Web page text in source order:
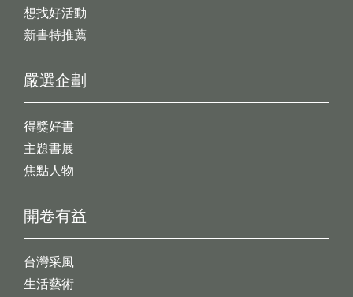
想找好活動
新書特推薦
開卷有益
台灣采風
生活藝術
嚴選企劃
得獎好書
主題書展
焦點人物